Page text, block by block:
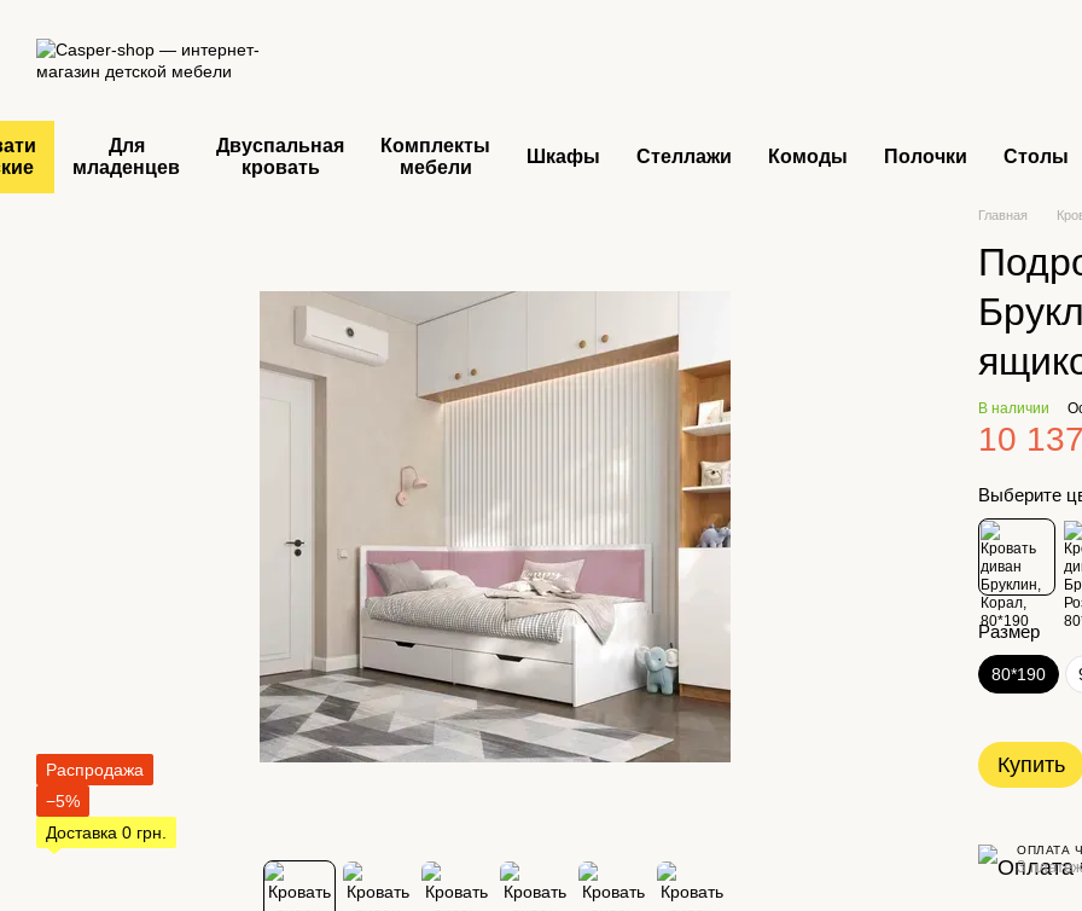
Для
младенцев
Двуспальная
кровать
Комплекты
мебели
Шкафы Стеллажи Комоды Полочки Столы
Распродажа
−5%
Доставка 0 грн.
Главная
В наличии
10
Выберите
Размер
80*190
Купить
ОПЛАТА
3